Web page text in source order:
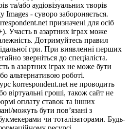
та/або аудіовізуальних творів
Images - суворо забороняється.
призначені для осіб
Участь в азартних іграх може
Дотримуйтесь правил
гри. При виявленні перших
зверніться до спеціаліста.
в азартних іграх не може бути
альтернативою роботі.
korrespondent.net не проводить
віртуальні гроші, також сайт не
оплату ставок та інших
можуть бути пов’язані з
чи тоталізаторами. Будь-